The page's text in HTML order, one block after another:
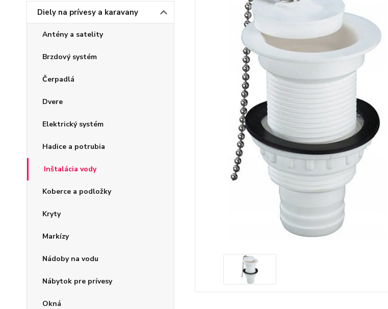
Diely na prívesy a karavany
Antény a satelity
Brzdový systém
Čerpadlá
Dvere
Elektrický systém
Hadice a potrubia
Inštalácia vody
Koberce a podložky
Kryty
Markízy
Nádoby na vodu
Nábytok pre prívesy
Okná